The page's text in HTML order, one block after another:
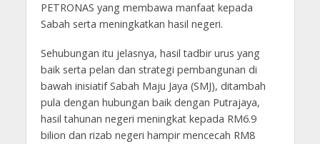
PETRONAS yang membawa manfaat kepada
Sabah serta meningkatkan hasil negeri.
Sehubungan itu jelasnya, hasil tadbir urus yang
baik serta pelan dan strategi pembangunan di
bawah inisiatif Sabah Maju Jaya (SMJ), ditambah
pula dengan hubungan baik dengan Putrajaya,
hasil tahunan negeri meningkat kepada RM6.9
bilion dan rizab negeri hampir mencecah RM8